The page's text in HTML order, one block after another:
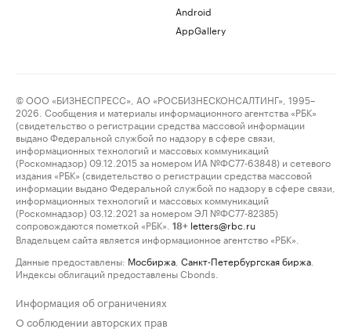
Android
AppGallery
© ООО «БИЗНЕСПРЕСС», АО «РОСБИЗНЕСКОНСАЛТИНГ», 1995–
2026. Сообщения и материалы информационного агентства «РБК»
(свидетельство о регистрации средства массовой информации
выдано Федеральной службой по надзору в сфере связи,
информационных технологий и массовых коммуникаций
(Роскомнадзор) 09.12.2015 за номером ИА №ФС77-63848) и сетевого
издания «РБК» (свидетельство о регистрации средства массовой
информации выдано Федеральной службой по надзору в сфере связи,
информационных технологий и массовых коммуникаций
(Роскомнадзор) 03.12.2021 за номером ЭЛ №ФС77-82385)
сопровождаются пометкой «РБК».
18+ letters@rbc.ru
Владельцем сайта является информационное агентство «РБК».
Данные предоставлены: Мосбиржа Санкт-Петербургская биржа
Индексы облигаций предоставлены Cbonds.
Информация об ограничениях
О соблюдении авторских прав